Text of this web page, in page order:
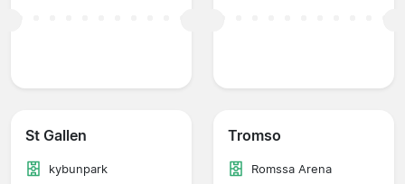
St Gallen
kybunpark
Tromso
Romssa Arena